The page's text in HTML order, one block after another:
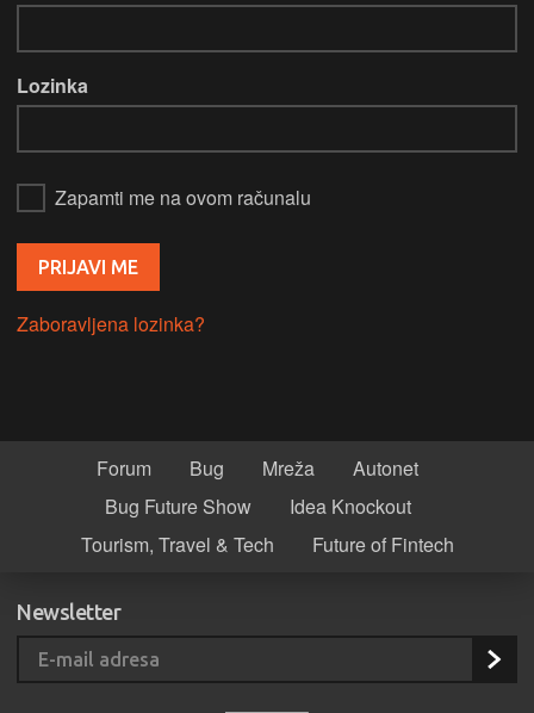
Lozinka
Zapamti me na ovom računalu
Zaboravljena lozinka?
Forum Bug Mreža
Autonet
Bug Future Show
Idea Knockout
Tourism, Travel & Tech
Future of Fintech
Newsletter